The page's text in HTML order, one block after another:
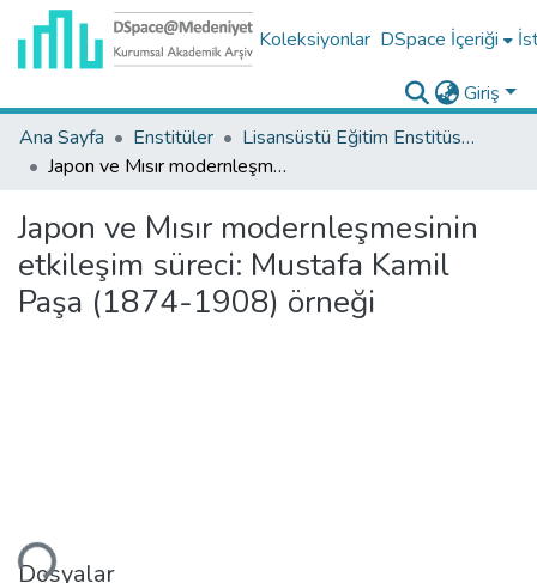
Koleksiyonlar DSpace İçeriği
Giriş
Ana Sayfa
Enstitüler
Lisansüstü Eğitim Enstitüsü Tez Koleksiyonu
Japon ve Mısır modernleşmesinin etkileşim süreci: Mustafa Kamil Paşa (1874-1908) örneği
Japon ve Mısır modernleşmesinin
etkileşim süreci: Mustafa Kamil
Paşa (1874-1908) örneği
Dosyalar